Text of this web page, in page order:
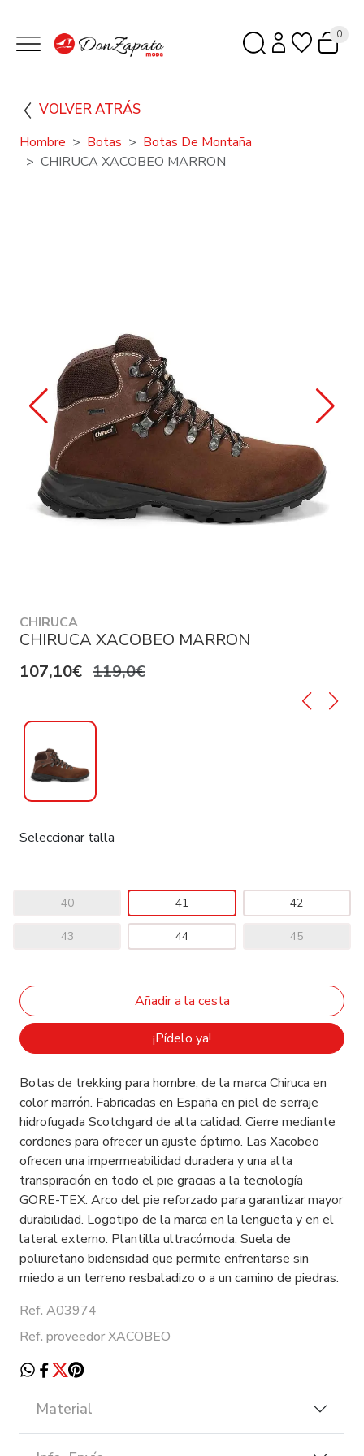
0
VOLVER ATRÁS
Hombre Botas
Botas De Montaña
CHIRUCA XACOBEO MARRON
CHIRUCA
CHIRUCA XACOBEO MARRON
107,10€ 119,0€
Seleccionar talla
40 41 42
43 44 45
¡Pídelo ya!
Botas de trekking para hombre, de la marca Chiruca en
color marrón. Fabricadas en España en piel de serraje
hidrofugada Scotchgard de alta calidad. Cierre mediante
cordones para ofrecer un ajuste óptimo. Las Xacobeo
ofrecen una impermeabilidad duradera y una alta
transpiración en todo el pie gracias a la tecnología
GORE-TEX. Arco del pie reforzado para garantizar mayor
durabilidad. Logotipo de la marca en la lengüeta y en el
lateral externo. Plantilla ultracómoda. Suela de
poliuretano bidensidad que permite enfrentarse sin
miedo a un terreno resbaladizo o a un camino de piedras.
Ref. A03974
Ref. proveedor XACOBEO
Material